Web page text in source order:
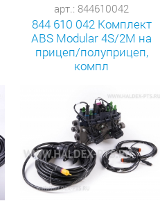
арт.: 844610042
844 610 042 Комплект
ABS Modular 4S/2M на
прицеп/полуприцеп,
компл